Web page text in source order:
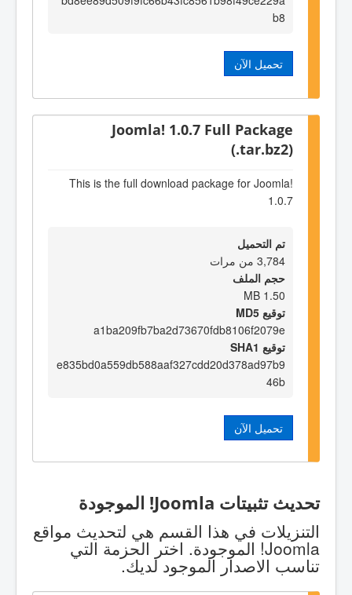
b8
تحميل الآن
Joomla! 1.0.7 Full Package
(.tar.bz2)
This is the full download package for Joomla!
1.0.7
تم التحميل
3,784 من مرات
حجم الملف
1.50 MB
توقيع MD5
a1ba209fb7ba2d73670fdb8106f2079e
توقيع SHA1
e835bd0a559db588aaf327cdd20d378ad97b9
46b
تحميل الآن
تحديث تثبيتات Joomla! الموجودة
التنزيلات في هذا القسم هي لتحديث مواقع
Joomla! الموجودة. اختر الحزمة التي
تناسب الاصدار الموجود لديك.